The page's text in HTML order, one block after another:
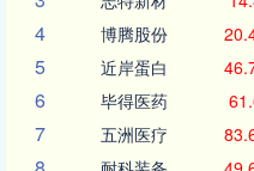
4 博腾股份
5 近岸蛋白
6 毕得医药
7 五洲医疗